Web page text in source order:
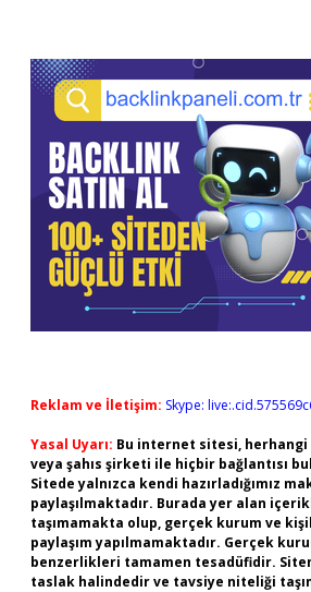
Reklam ve İletişim: Skype:
Yasal Uyarı: Bu internet sitesi,
veya şahıs şirketi ile hiçbir bağlantısı
Sitede yalnızca kendi hazırladığımız
paylaşılmaktadır. Burada yer alan
taşımamakta olup, gerçek kurum ve
paylaşım yapılmamaktadır. Gerçek
benzerlikleri tamamen tesadüfidir.
taslak halindedir ve tavsiye niteliği